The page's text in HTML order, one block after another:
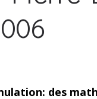
des